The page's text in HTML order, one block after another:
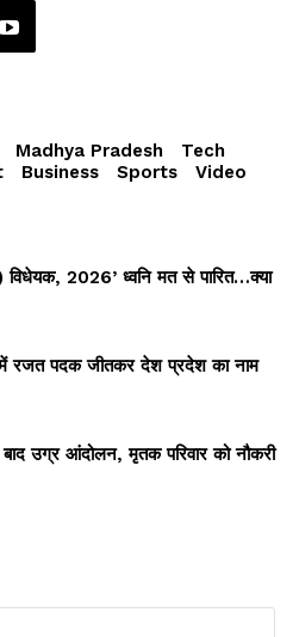
Madhya Pradesh
Tech
Business Sports Video
2026’ ध्वनि मत से पारित…क्या
में रजत पदक जीतकर देश प्रदेश का नाम
उग्र आंदोलन, मृतक परिवार को नौकरी